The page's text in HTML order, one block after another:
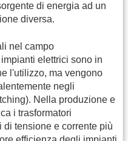
di energia ad un
diversa.
nel campo
elettrici sono in
l'utilizzo, ma vengono
negli
Nella produzione e
i trasformatori
tensione e corrente più